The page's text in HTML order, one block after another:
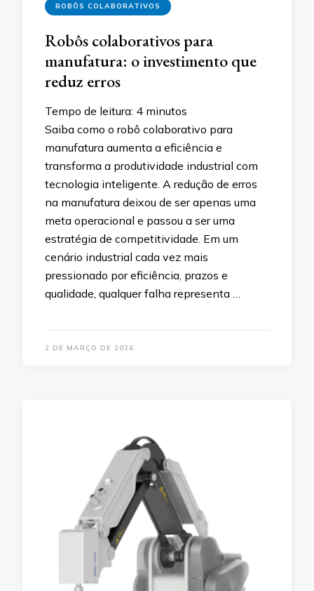
ROBÔS COLABORATIVOS
Robôs colaborativos para
manufatura: o investimento que
reduz erros
Tempo de leitura: 4 minutos
Saiba como o robô colaborativo para
manufatura aumenta a eficiência e
transforma a produtividade industrial com
tecnologia inteligente. A redução de erros
na manufatura deixou de ser apenas uma
meta operacional e passou a ser uma
estratégia de competitividade. Em um
cenário industrial cada vez mais
pressionado por eficiência, prazos e
qualidade, qualquer falha representa …
2 DE MARÇO DE 2026